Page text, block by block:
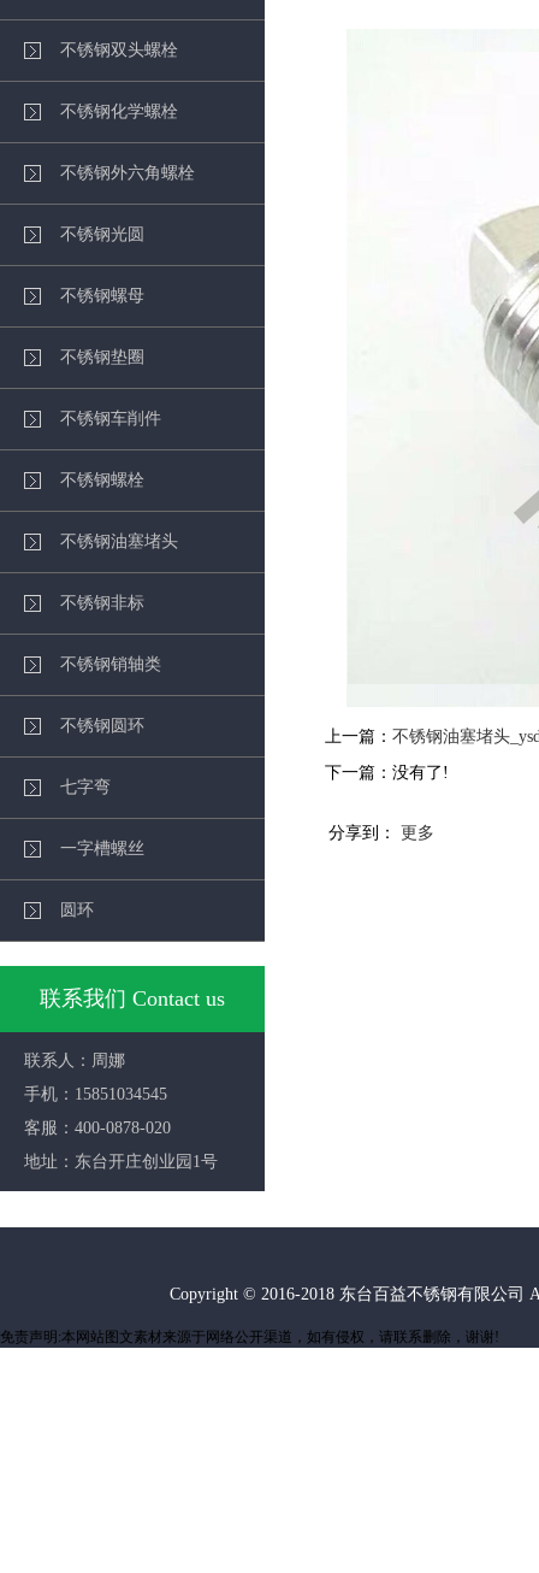
1
不锈钢双头螺栓
不锈钢化学螺栓
不锈钢外六角螺栓
不锈钢光圆
不锈钢螺母
不锈钢垫圈
不锈钢车削件
不锈钢螺栓
不锈钢油塞堵头
不锈钢非标
不锈钢销轴类
不锈钢圆环
七字弯
一字槽螺丝
圆环
联系我们 Contact us
联系人：周娜
手机：15851034545
客服：400-0878-020
地址：东台开庄创业园1号
上一篇： 不锈钢油塞堵头
下一篇：没有了!
分享到： 更多
Copyright © 2016-2018 东台百益不锈钢有限公司
免责声明:本网站图文素材来源于网络公开渠道，如有侵权，请联系删除，谢谢!